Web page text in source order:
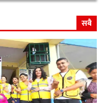
सबै